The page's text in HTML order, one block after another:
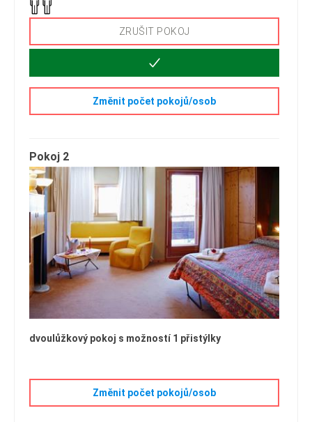
ZRUŠIT POKOJ
Změnit počet pokojů/osob
Pokoj 2
dvoulůžkový pokoj s možností 1 přistýlky
Změnit počet pokojů/osob